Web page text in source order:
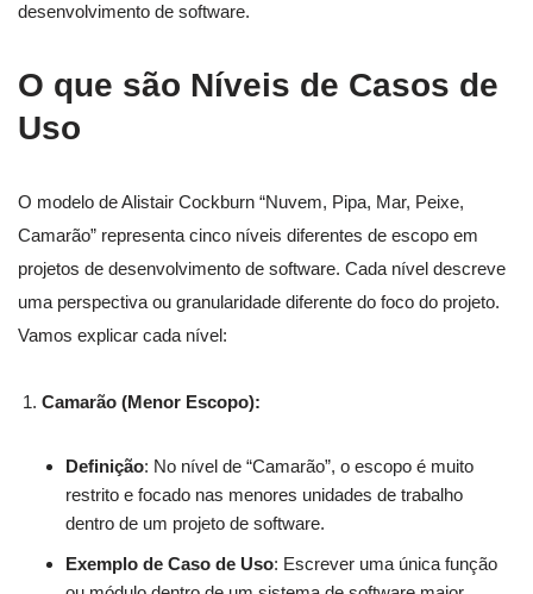
desenvolvimento de software.
O que são Níveis de Casos de
Uso
O modelo de Alistair Cockburn “Nuvem, Pipa, Mar, Peixe,
Camarão” representa cinco níveis diferentes de escopo em
projetos de desenvolvimento de software. Cada nível descreve
uma perspectiva ou granularidade diferente do foco do projeto.
Vamos explicar cada nível:
Camarão (Menor Escopo):
Definição: No nível de “Camarão”, o escopo é muito
restrito e focado nas menores unidades de trabalho
dentro de um projeto de software.
Exemplo de Caso de Uso: Escrever uma única função